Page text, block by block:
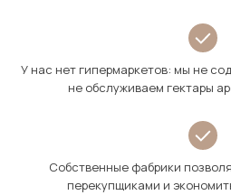
У нас нет гипермаркетов: мы не
не обслуживаем гектары
Собственные фабрики
перекупщиками и